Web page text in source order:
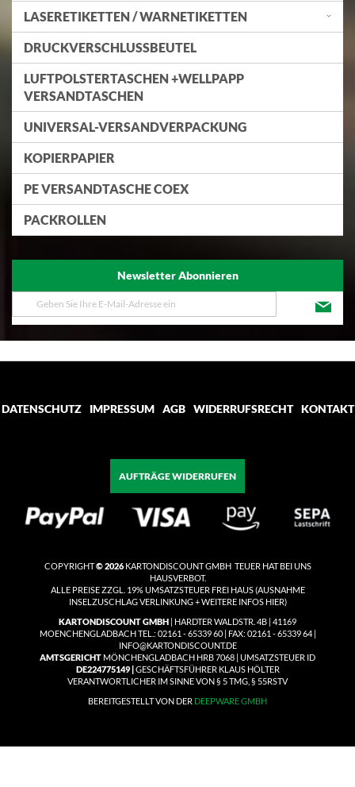
LASERETIKETTEN / WARNETIKETTEN
DRUCKVERSCHLUSSBEUTEL
LUFTPOLSTERTASCHEN +WELLPAPP
VERSANDTASCHEN
UNIVERSAL-VERSANDVERPACKUNG
KOPIERPAPIER
PE VERSANDTASCHE COEX
PACKROLLEN
Newsletter Abonnieren
Melden
Sie
unseren
DATENSCHUTZ
IMPRESSUM AGB WIDERRUFSRECHT KONTAKT
AUFTRÄGE WIDERRUFEN
COPYRIGHT© 2026KARTONDISCOUNT GMBH TEUER HAT BEI UNS
HAUSVERBOT.
ALLE PREISE ZZGL. 19% UMSATZSTEUER FREI HAUS(AUSNAHME
INSELZUSCHLAG VERLINKUNG + WEITERE INFOS HIER)
KARTONDISCOUNT GMBH | HARDTER WALDSTR. 4B | 41169
MOENCHENGLADBACH TEL.: 02161 - 65339 60 | FAX: 02161 - 65339 64 |
INFO@KARTONDISCOUNT.DE
AMTSGERICHT MÖNCHENGLADBACH HRB 7068 | UMSATZSTEUER ID
DE224775149 |GESCHÄFTSFÜHRER KLAUS HÖLTER
VERANTWORTLICHER IM SINNE VON § 5 TMG, § 55RSTV
BEREITGESTELLT VON DER DEEPWARE GMBH